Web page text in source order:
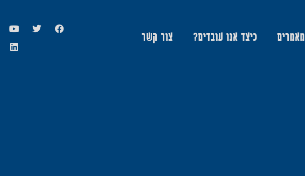
מאמרים כיצד אנו עובדים? צור קשר